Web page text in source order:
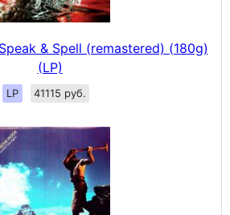
& Spell (remastered) (180g)
(LP)
LP 41115 руб.